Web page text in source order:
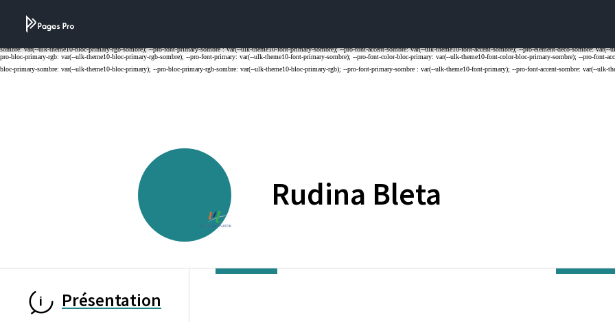
Rudina Bleta
Présentation